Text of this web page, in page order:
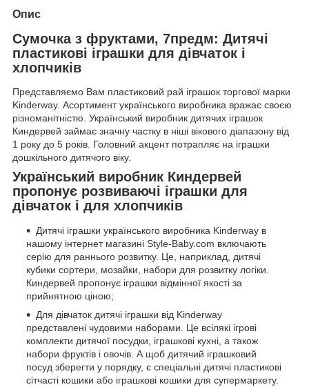
Опис
Сумочка з фруктами, 7предм: Дитячі
пластикові іграшки для дівчаток і
хлопчиків
Представляємо Вам пластиковий рай іграшок торгової марки
Kinderway. Асортимент українського виробника вражає своєю
різноманітністю. Український виробник дитячих іграшок
Киндервей займає значну частку в ніші вікового діапазону від
1 року до 5 років. Головний акцент потрапляє на іграшки
дошкільного дитячого віку.
Український виробник Киндервей
пропонує розвиваючі іграшки для
дівчаток і для хлопчиків
Дитячі іграшки українського виробника Kinderway в
нашому інтернет магазині Style-Baby.com включають
серію для раннього розвитку. Це, наприклад, дитячі
кубики сортери, мозайки, набори для розвитку логіки.
Киндервей пропонує іграшки відмінної якості за
прийнятною ціною;
Для дівчаток дитячі іграшки від Kinderway
представлені чудовими наборами. Це всілякі ігрові
комплекти дитячої посудки, іграшкові кухні, а також
набори фруктів і овочів. А щоб дитячий іграшковий
посуд зберегти у порядку, є спеціальні дитячі пластикові
сітчасті кошики або іграшкові кошики для супермаркету.